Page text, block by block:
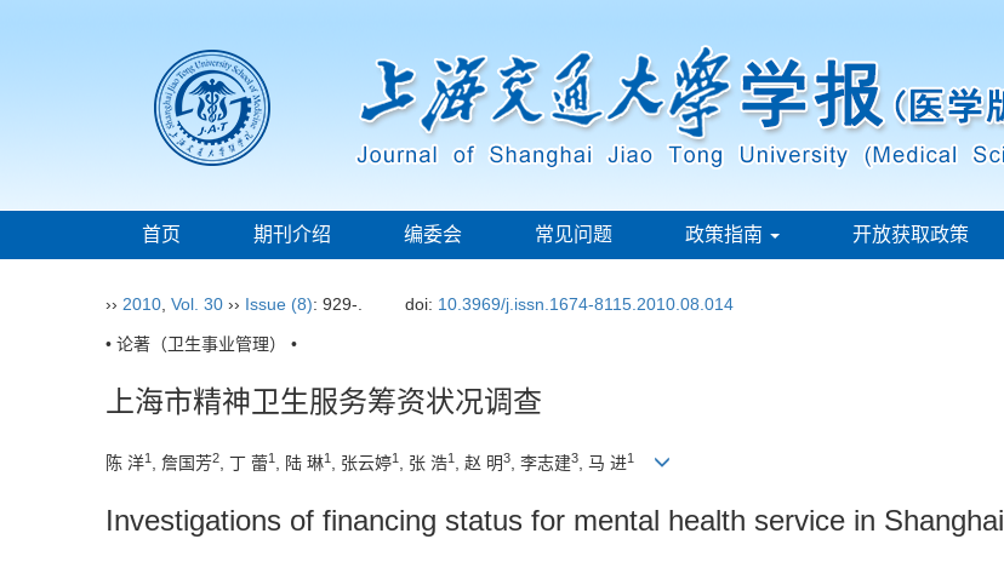
首页 期刊介绍 编委会 常见问题 政策指南 开放获取政策
›› 2010 Vol. 30 ›› Issue (8): 929-. doi: 10.3969/j.issn.1674-8115.2010.08.014
• 论著（卫生事业管理） •
上海市精神卫生服务筹资状况调查
陈 洋1 , 詹国芳2, 丁 蕾1 , 陆 琳1 , 张云婷1 , 张 浩1 , 赵 明3, 李志建3, 马 进1
Investigations of financing status for mental health service in Shanghai